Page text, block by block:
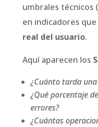
umbrales técnicos
en indicadores
real del usuario.
Aquí aparecen los
¿Cuánto tarda
¿Qué porcentaje
errores?
¿Cuántas